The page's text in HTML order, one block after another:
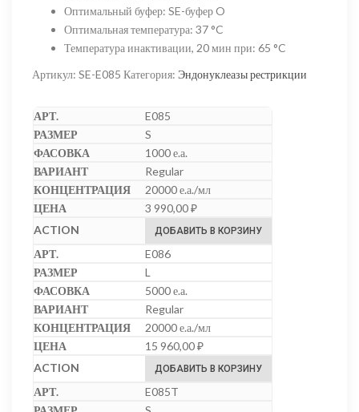
960,00 ₽
Оптимальный буфер: SE-буфер O
Оптимальная температура: 37 °C
Температура инактивации, 20 мин при: 65 °C
Артикул: SE-E085 Категория: Эндонуклеазы рестрикции
E085
S
1000 е.а.
Regular
20000 е.а./мл
3 990,00₽
ДОБАВИТЬ В КОРЗИНУ
E086
L
5000 е.а.
Regular
20000 е.а./мл
15 960,00₽
ДОБАВИТЬ В КОРЗИНУ
E085T